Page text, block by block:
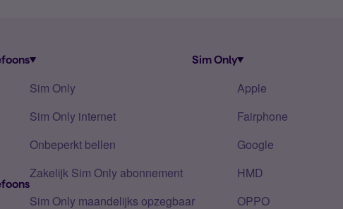
Sim Only
Sim Only
Sim Only internet
Onbeperkt bellen
Zakelijk Sim Only abonnement
Sim Only maandelijks opzegbaar
Apple
Fairphone
Google
HMD
OPPO